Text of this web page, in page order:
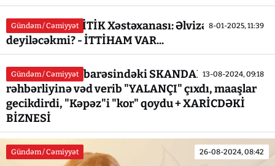
Gündəm / Cəmiyyət 8-01-2025, 11:39
Respublika KRİTİK Xəstəxanası: Əlvizə `ƏLVİDA`
deyiləcəkmi? - İTTİHAM VAR...
Gündəm / Cəmiyyət 13-08-2024, 09:18
Xanlar Fətiyev barəsindəki SKANDALLAR: Dövlət
rəhbərliyinə vəd verib "YALANÇI" çıxdı, maaşlar
gecikdirdi, "Kəpəz"i "kor" qoydu + XARİCDƏKİ
BİZNESİ
Gündəm / Cəmiyyət 26-08-2024, 08:42